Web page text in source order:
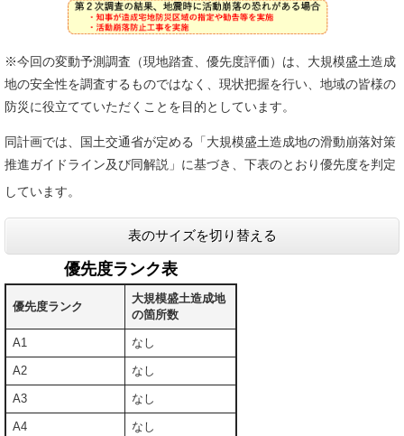
※今回の変動予測調査（現地踏査、優先度評価）は、大規模盛土造成
地の安全性を調査するものではなく、現状把握を行い、地域の皆様の
防災に役立てていただくことを目的としています。
同計画では、国土交通省が定める「大規模盛土造成地の滑動崩落対策
推進ガイドライン及び同解説」に基づき、下表のとおり優先度を判定
しています。
表のサイズを切り替える
優先度ランク表
優先度ランク
大規模盛土造成地
の箇所数
A1 なし
A2 なし
A3 なし
A4 なし